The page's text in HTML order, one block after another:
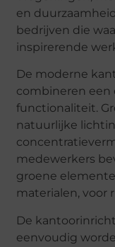
en
bedrijven die
inspirerende
De moderne
combineren
functionaliteit.
natuurlijke
medewerkers
groene
materialen, voor
De
eenvoudig